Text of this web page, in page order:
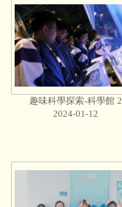
趣味科學探索-科學館 2
2024-01-12